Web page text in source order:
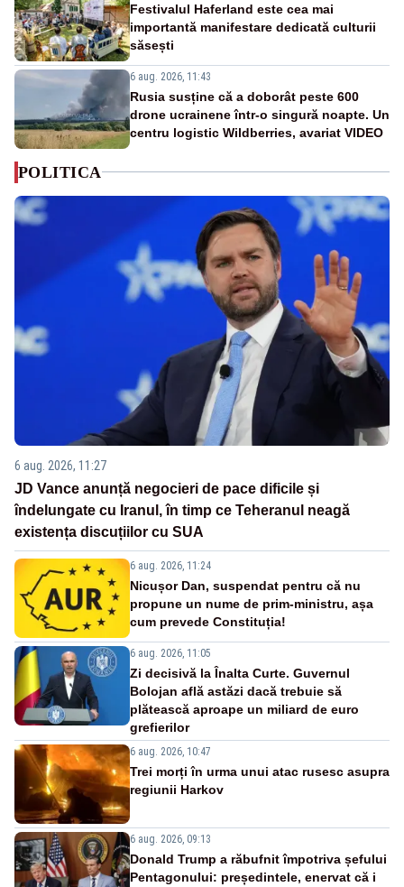
Festivalul Haferland este cea mai
importantă manifestare dedicată culturii
săsești
6 aug. 2026, 11:43
Rusia susține că a doborât peste 600
drone ucrainene într-o singură noapte. Un
centru logistic Wildberries, avariat VIDEO
POLITICA
6 aug. 2026, 11:27
JD Vance anunță negocieri de pace dificile și
îndelungate cu Iranul, în timp ce Teheranul neagă
existența discuțiilor cu SUA
6 aug. 2026, 11:24
Nicușor Dan, suspendat pentru că nu
propune un nume de prim-ministru, așa
cum prevede Constituția!
6 aug. 2026, 11:05
Zi decisivă la Înalta Curte. Guvernul
Bolojan află astăzi dacă trebuie să
plătească aproape un miliard de euro
grefierilor
6 aug. 2026, 10:47
Trei morți în urma unui atac rusesc asupra
regiunii Harkov
6 aug. 2026, 09:13
Donald Trump a răbufnit împotriva șefului
Pentagonului: președintele, enervat că i